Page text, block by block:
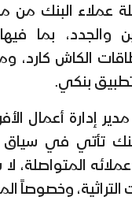
عملاء البنك من
والجدد، بما
الكاش كارد،
مدير إدارة أعمال
تأتي في سياق
التراثية، وخصوصاً